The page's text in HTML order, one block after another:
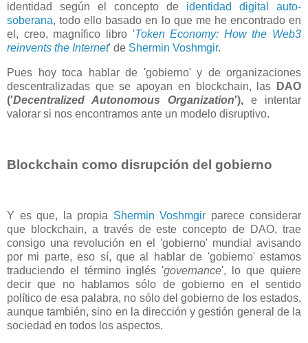
identidad según el concepto de identidad digital auto-
soberana, todo ello basado en lo que me he encontrado en
el, creo, magnífico libro 'Token Economy: How the Web3
reinvents the Internet' de Shermin Voshmgir.
Pues hoy toca hablar de 'gobierno' y de organizaciones
descentralizadas que se apoyan en blockchain, las
DAO
('Decentralized Autonomous Organization'), e intentar
valorar si nos encontramos ante un modelo disruptivo.
Blockchain como disrupción del gobierno
Y es que, la propia Shermin Voshmgir parece considerar
que blockchain, a través de este concepto de DAO, trae
consigo una revolución en el 'gobierno' mundial avisando
por mi parte, eso sí, que al hablar de 'gobierno' estamos
traduciendo el término inglés 'governance', lo que quiere
decir que no hablamos sólo de gobierno en el sentido
político de esa palabra, no sólo del gobierno de los estados,
aunque también, sino en la dirección y gestión general de la
sociedad en todos los aspectos.